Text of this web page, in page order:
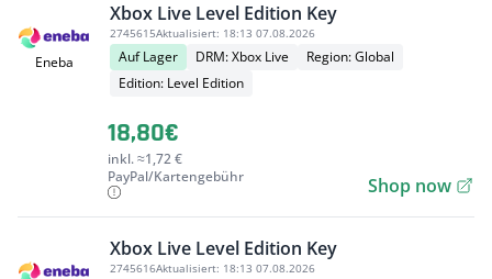
Eneba
Xbox Live Level Edition Key
2745615Aktualisiert: 18:13 07.08.2026
Auf Lager DRM: Xbox Live
Region: Global
Edition: Level Edition
18,80€
inkl. ≈1,72 €
PayPal/Kartengebühr
Shop now
Xbox Live Level Edition Key
2745616Aktualisiert: 18:13 07.08.2026